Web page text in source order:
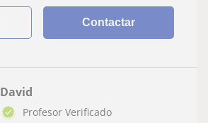
Contactar
David
Profesor Verificado